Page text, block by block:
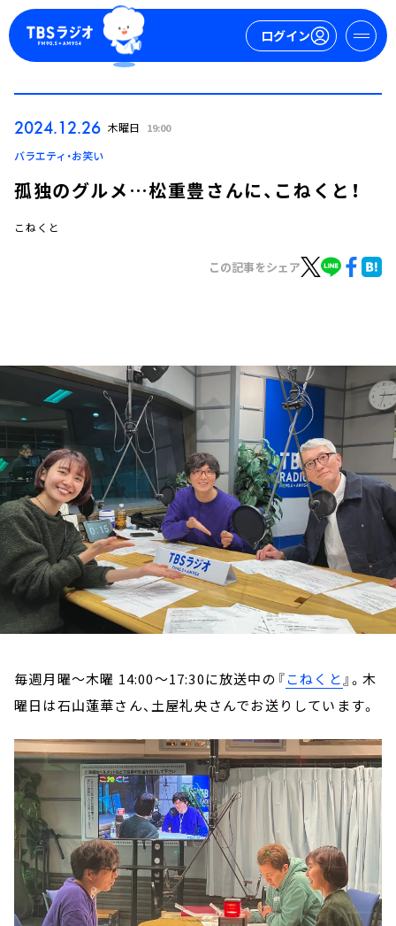
ログイン
ログイン
トピックス
TBS Podcast
お知らせ
イベント・グッズ
YouTube
会社情報
2024.12.26 木曜日 19:00
バラエティ・お笑い
孤独のグルメ…松重豊さんに、こねくと！
こねくと
この記事をシェア
毎週月曜～木曜 14:00～17:30に放送中の『こねくと』。木
曜日は石山蓮華さん、土屋礼央さんでお送りしています。